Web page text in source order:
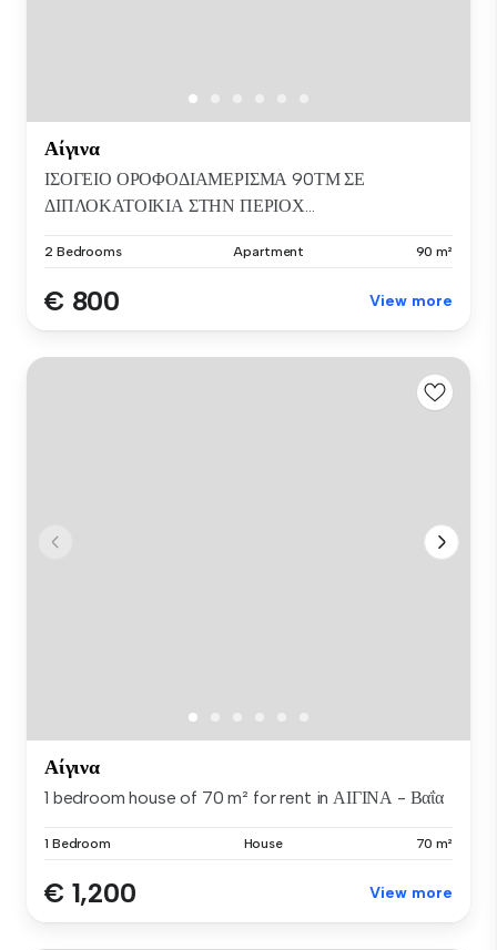
Αίγινα
ΙΣΟΓΕΙΟ ΟΡΟΦΟΔΙΑΜΕΡΙΣΜΑ 90ΤΜ ΣΕ
ΔΙΠΛΟΚΑΤΟΙΚΙΑ ΣΤΗΝ ΠΕΡΙΟΧ...
2 Bedrooms Apartment 90 m²
€ 800 View more
Αίγινα
1 bedroom house of 70 m² for rent in ΑΙΓΙΝΑ - Βαΐα
1 Bedroom House 70 m²
€ 1,200 View more